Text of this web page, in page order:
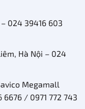
024 39416 603
Hà Nội – 024
Megamall
/ 0971 772 743